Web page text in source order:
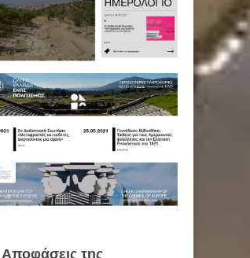
Αποφάσεις της